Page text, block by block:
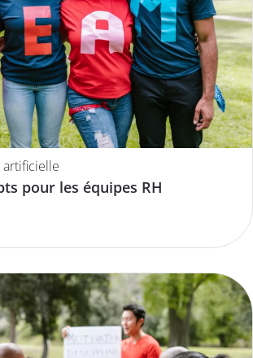
pour les équipes RH